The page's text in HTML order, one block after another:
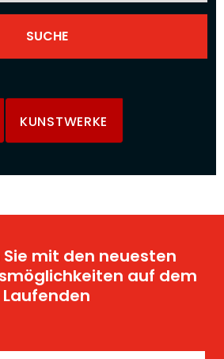
KUNSTWERKE
mit den neuesten
auf dem
Laufenden